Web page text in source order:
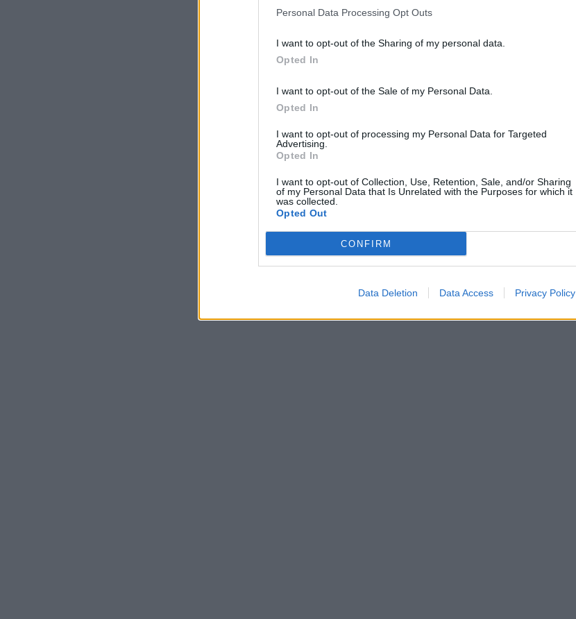
Personal Data Processing Opt Outs
I want to opt-out of the Sharing of my personal data.
Opted In
I want to opt-out of the Sale of my Personal Data.
Opted In
I want to opt-out of processing my Personal Data for Targeted
Advertising.
Opted In
I want to opt-out of Collection, Use, Retention, Sale, and/or Sharing
of my Personal Data that Is Unrelated with the Purposes for which it
was collected.
Opted Out
CONFIRM
Data Deletion Data Access Privacy Policy